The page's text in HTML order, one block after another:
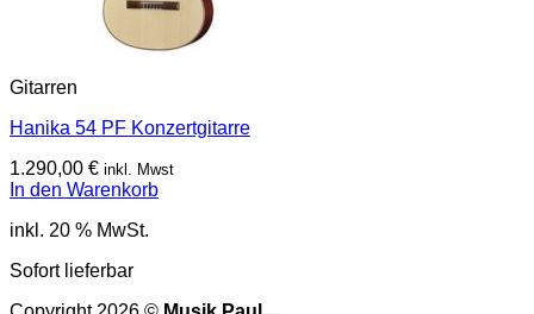
Gitarren
Hanika 54 PF Konzertgitarre
1.290,00 € inkl. Mwst
In den Warenkorb
inkl. 20 % MwSt.
Sofort lieferbar